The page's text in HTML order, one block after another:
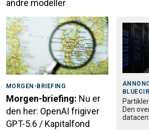
andre modeller
MORGEN-BRIEFING
Morgen-briefing: Nu er
den her: OpenAI frigiver
GPT-5.6 / Kapitalfond
Den